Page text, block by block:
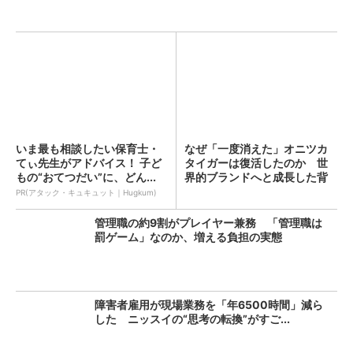
いま最も相談したい保育士・
てぃ先生がアドバイス！ 子ど
もの“おてつだい”に、どん...
PR(アタック・キュキュット｜Hugkum)
なぜ「一度消えた」オニツカ
タイガーは復活したのか 世
界的ブランドへと成長した背
管理職の約9割がプレイヤー兼務 「管理職は
罰ゲーム」なのか、増える負担の実態
障害者雇用が現場業務を「年6500時間」減ら
した ニッスイの“思考の転換”がすご...